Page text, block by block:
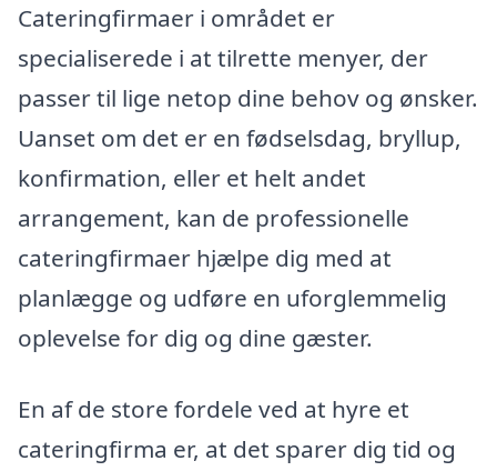
Cateringfirmaer i området er
specialiserede i at tilrette menyer, der
passer til lige netop dine behov og ønsker.
Uanset om det er en fødselsdag, bryllup,
konfirmation, eller et helt andet
arrangement, kan de professionelle
cateringfirmaer hjælpe dig med at
planlægge og udføre en uforglemmelig
oplevelse for dig og dine gæster.
En af de store fordele ved at hyre et
cateringfirma er, at det sparer dig tid og